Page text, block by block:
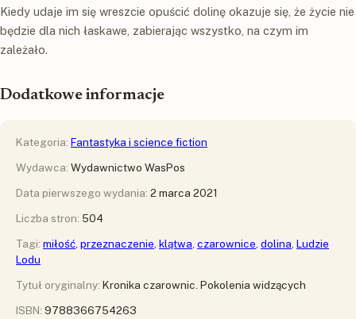
Kiedy udaje im się wreszcie opuścić dolinę okazuje się, że życie nie
będzie dla nich łaskawe, zabierając wszystko, na czym im
zależało.
Dodatkowe informacje
Kategoria: Fantastyka i science fiction
Wydawca: Wydawnictwo WasPos
Data pierwszego wydania: 2 marca 2021
Liczba stron: 504
Tagi: miłość przeznaczenie klątwa czarownice dolina Ludzie
Lodu
Tytuł oryginalny: Kronika czarownic. Pokolenia widzących
ISBN: 9788366754263